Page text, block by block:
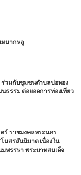
หมากพลู
วมกับชุมชนตำบลบ่อทอง
ธรรม ต่อยอดการท่องเที่ยว
ร์ ราชมงคลพระนคร
มสรสันนิบาต เนื่องใน
พรรษา พระบาทสมเด็จ